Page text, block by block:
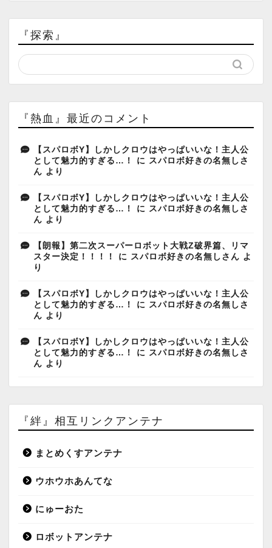
『探索』
『熱血』最近のコメント
【スパロボY】しかしクロウはやっぱいいな！主人公
として魅力的すぎる…！
に スパロボ好きの名無しさ
ん より
【スパロボY】しかしクロウはやっぱいいな！主人公
として魅力的すぎる…！
に スパロボ好きの名無しさ
ん より
【朗報】第二次スーパーロボット大戦Z破界篇、リマ
スター決定！！！！
に スパロボ好きの名無しさん よ
り
【スパロボY】しかしクロウはやっぱいいな！主人公
として魅力的すぎる…！
に スパロボ好きの名無しさ
ん より
【スパロボY】しかしクロウはやっぱいいな！主人公
として魅力的すぎる…！
に スパロボ好きの名無しさ
ん より
『絆』相互リンクアンテナ
まとめくすアンテナ
ウホウホあんてな
にゅーおた
ロボットアンテナ